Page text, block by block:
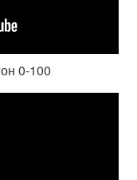
0-100